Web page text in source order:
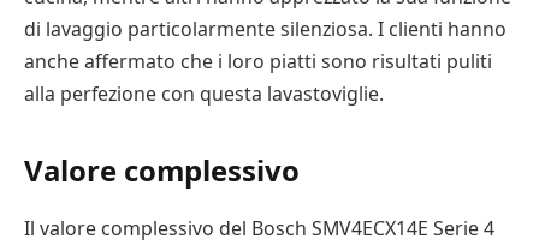
di lavaggio particolarmente silenziosa. I clienti hanno
anche affermato che i loro piatti sono risultati puliti
alla perfezione con questa lavastoviglie.
Valore complessivo
Il valore complessivo del Bosch SMV4ECX14E Serie 4